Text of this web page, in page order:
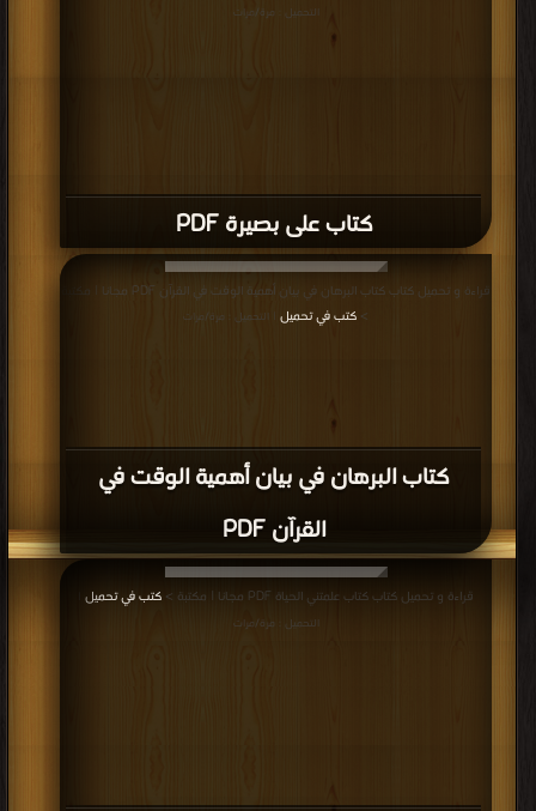
كتاب على بصيرة PDF
التحميل : مرة/مرات
كتاب البرهان في بيان أهمية الوقت في
القرآن PDF
قراءة و تحميل كتاب كتاب البرهان في بيان أهمية الوقت في القرآن PDF مجانا | مكتبة
> كتب في تحميل | التحميل : مرة/مرات
قراءة و تحميل كتاب كتاب علمتني الحياة PDF مجانا | مكتبة > كتب في تحميل
التحميل : مرة/مرات